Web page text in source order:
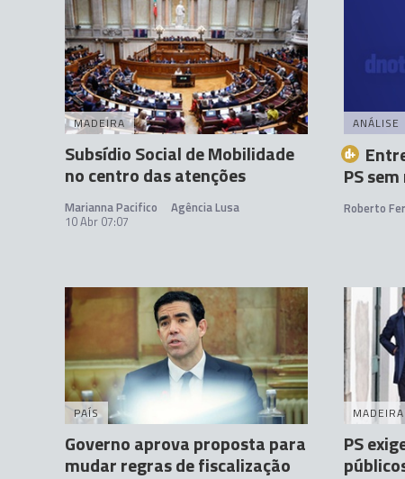
MADEIRA
Subsídio Social de Mobilidade
no centro das atenções
Marianna Pacifico
Agência Lusa
10 Abr 07:07
ANÁLISE
PS
Roberto
PAÍS
Governo aprova proposta para
mudar regras de fiscalização
MADEIRA
PS